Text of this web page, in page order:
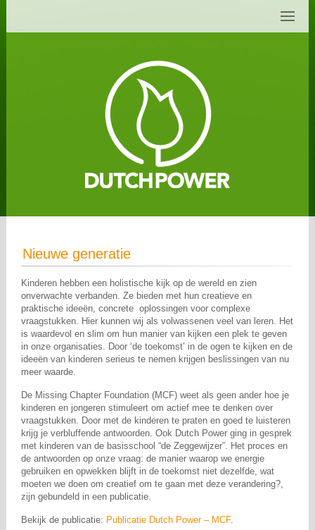
Nieuwe generatie
Kinderen hebben een holistische kijk op de wereld en zien
onverwachte verbanden. Ze bieden met hun creatieve en
praktische ideeën, concrete oplossingen voor complexe
vraagstukken. Hier kunnen wij als volwassenen veel van leren. Het
is waardevol en slim om hun manier van kijken een plek te geven
in onze organisaties. Door ‘de toekomst’ in de ogen te kijken en de
ideeën van kinderen serieus te nemen krijgen beslissingen van nu
meer waarde.
De Missing Chapter Foundation (MCF) weet als geen ander hoe je
kinderen en jongeren stimuleert om actief mee te denken over
vraagstukken. Door met de kinderen te praten en goed te luisteren
krijg je verbluffende antwoorden. Ook Dutch Power ging in gesprek
met kinderen van de basisschool “de Zeggewijzer”. Het proces en
de antwoorden op onze vraag: de manier waarop we energie
gebruiken en opwekken blijft in de toekomst niet dezelfde, wat
moeten we doen om creatief om te gaan met deze verandering?,
zijn gebundeld in een publicatie.
Bekijk de publicatie: Publicatie Dutch Power – MCF.